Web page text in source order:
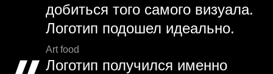
добиться того самого визуала.
Логотип подошел идеально.
Art food
Логотип получился именно